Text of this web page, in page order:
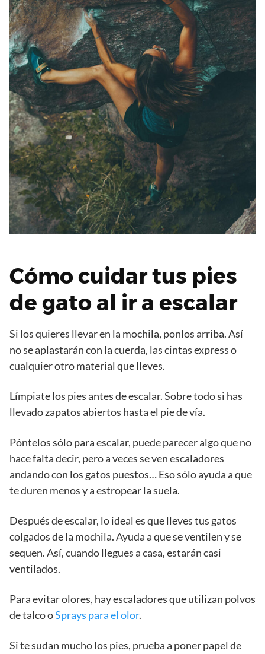
Cómo cuidar tus pies
de gato al ir a escalar
Si los quieres llevar en la mochila, ponlos arriba. Así
no se aplastarán con la cuerda, las cintas express o
cualquier otro material que lleves.
Límpiate los pies antes de escalar. Sobre todo si has
llevado zapatos abiertos hasta el pie de vía.
Póntelos sólo para escalar, puede parecer algo que no
hace falta decir, pero a veces se ven escaladores
andando con los gatos puestos… Eso sólo ayuda a que
te duren menos y a estropear la suela.
Después de escalar, lo ideal es que lleves tus gatos
colgados de la mochila. Ayuda a que se ventilen y se
sequen. Así, cuando llegues a casa, estarán casi
ventilados.
Para evitar olores, hay escaladores que utilizan polvos
de talco oSprays para el olor.
Si te sudan mucho los pies, prueba a poner papel de